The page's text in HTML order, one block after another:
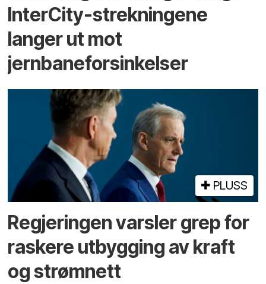
InterCity-strekningene
langer ut mot
jernbaneforsinkelser
PLUSS
Regjeringen varsler grep for
raskere utbygging av kraft
og strømnett